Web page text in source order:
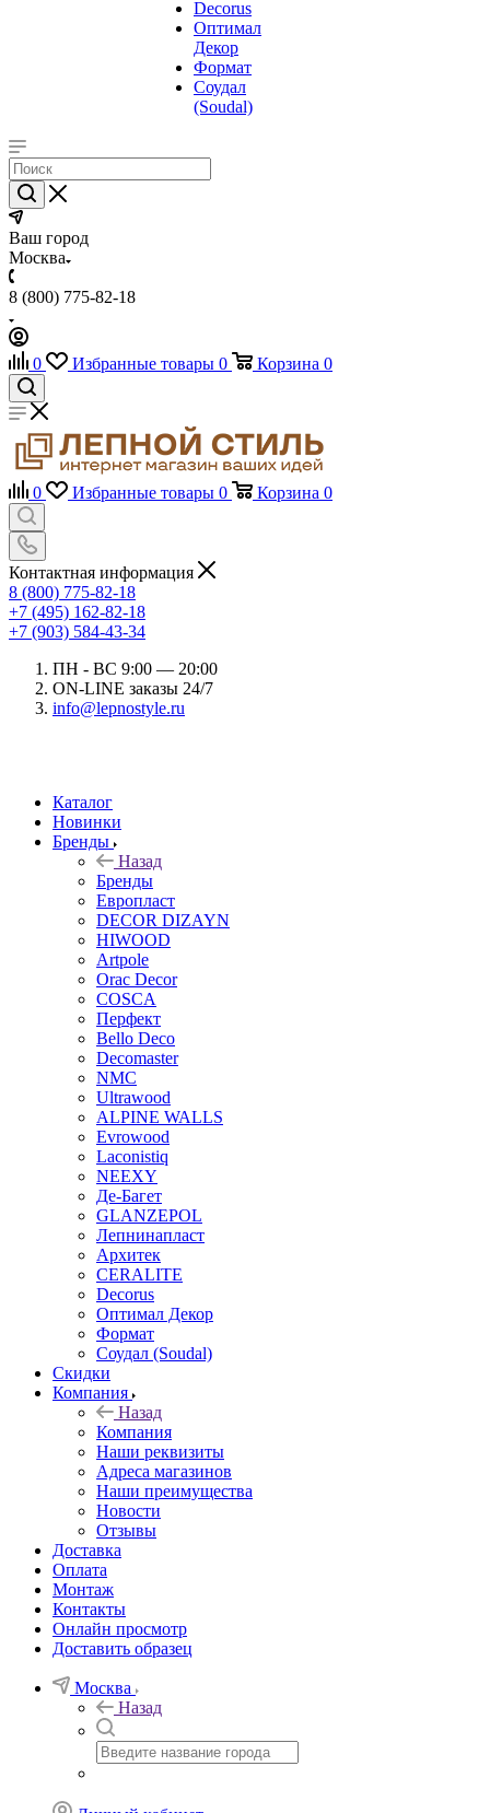
Decorus
Оптимал
Декор
Формат
Соудал
(Soudal)
Ваш город
Москва
8 (800) 775-82-18
0 Избранные товары 0 Корзина 0
0 Избранные товары 0 Корзина 0
Контактная информация
8 (800) 775-82-18
+7 (495) 162-82-18
+7 (903) 584-43-34
ПН - ВС 9:00 — 20:00
ON-LINE заказы 24/7
info@lepnostyle.ru
Каталог
Новинки
Бренды
Назад
Бренды
Европласт
DECOR DIZAYN
HIWOOD
Artpole
Orac Decor
COSCA
Перфект
Bello Deco
Decomaster
NMС
Ultrawood
ALPINE WALLS
Evrowood
Laconistiq
NEEXY
Де-Багет
GLANZEPOL
Лепнинапласт
Архитек
CERALITE
Decorus
Оптимал Декор
Формат
Соудал (Soudal)
Скидки
Компания
Назад
Компания
Наши реквизиты
Адреса магазинов
Наши преимущества
Новости
Отзывы
Доставка
Оплата
Монтаж
Контакты
Онлайн просмотр
Доставить образец
Москва
Назад